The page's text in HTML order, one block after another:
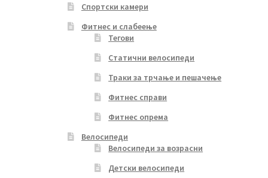
Спортски камери
Фитнес и слабеење
Тегови
Статични велосипеди
Траки за трчање и пешачење
Фитнес справи
Фитнес опрема
Велосипеди
Велосипеди за возрасни
Детски велосипеди